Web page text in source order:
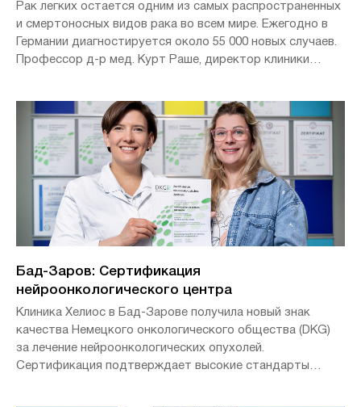
Рак легких остается одним из самых распространенных
и смертоносных видов рака во всем мире. Ежегодно в
Германии диагностируется около 55 000 новых случаев.
Профессор д-р мед. Курт Раше, директор клиники
легочному раку, и д-р медицины, проф. Кристиан
Бьянкозино, главный врач клиники торакальной хирургии
университетской клиники Helios в Вуппертале,
объясняют в интервью.
Бад-Заров: Сертификация
нейроонкологического центра
Клиника Хелиос в Бад-Зарове получила новый знак
качества Немецкого онкологического общества (DKG)
за лечение нейроонкологических опухолей.
Сертификация подтверждает высокие стандарты